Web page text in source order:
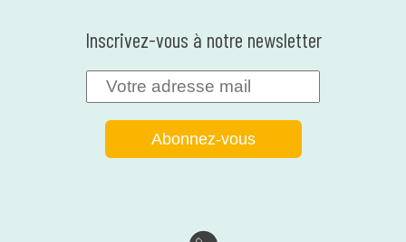
Inscrivez-vous à notre newsletter